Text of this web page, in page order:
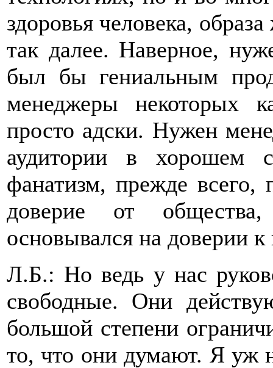
здоровья человека,
так далее. Наверное,
был бы гениальным
менеджеры некоторых
просто адски. Нужен
аудитории в хорошем
фанатизм, прежде всего,
доверие от
основывался на доверии к
Л.Б.: Но ведь у нас
свободные. Они
большой степени
то, что они думают. Я уж